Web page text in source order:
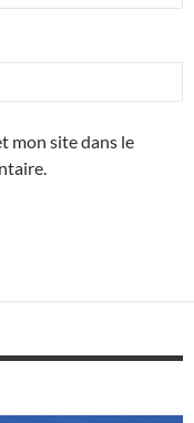
mon site dans le